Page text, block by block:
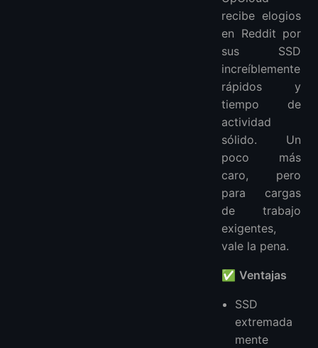
recibe elogios
en Reddit por
sus SSD
increíblemente
rápidos y
tiempo de
actividad
sólido. Un
poco más
caro, pero
para cargas
de trabajo
exigentes,
vale la pena.
✅ Ventajas
SSD
extremada
mente